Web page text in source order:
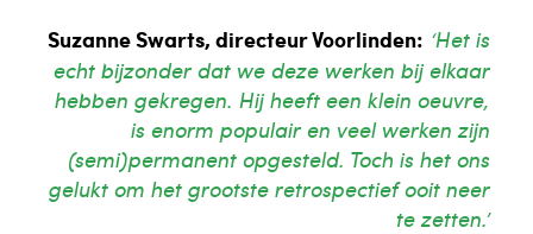
Suzanne Swarts, directeur Voorlinden: ‘Het is
echt bijzonder dat we deze werken bij elkaar
hebben gekregen. Hij heeft een klein oeuvre,
is enorm populair en veel werken zijn
(semi)permanent opgesteld. Toch is het ons
gelukt om het grootste retrospectief ooit neer
te zetten.’